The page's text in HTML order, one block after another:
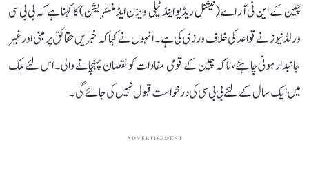
چین کے این ٹی آر اے (نیشنل ریڈیو اینڈ ٹیلی ویزن ایڈمنسٹریشن) کا کہنا ہے کہ بی بی سی
ورلڈ نیوز نے قواعد کی خلاف ورزی کی ہے۔ انہوں نے کہا کہ خبریں حقائق پر مبنی اور غیر
جانبدار ہونی چا ہئے، نا کہ چین کے قومی مفادات کو نقصان پہنچانے والی۔ اس لئے ملک
میں ایک سال کے لئے بی بی سی کی درخواست قبول نہیں کی جائے گی۔
ADVERTISEMENT